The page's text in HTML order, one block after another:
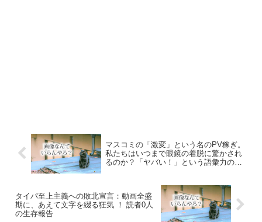
マスコミの「激変」という名のPV稼ぎ。
私たちはいつまで眼鏡の着脱に驚かされ
るのか？「ヤバい！」という語彙力の欠
タイパ至上主義への敗北宣言：動画全盛
期に、あえて文字を綴る狂気 ！ 読者0人
の生存報告